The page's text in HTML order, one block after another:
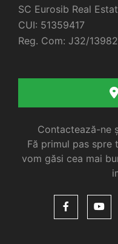
SC Eurosib Real
CUI: 51359417
Reg. Com: J32/
Contactează-ne
Fă primul pas spre
vom găsi cea mai